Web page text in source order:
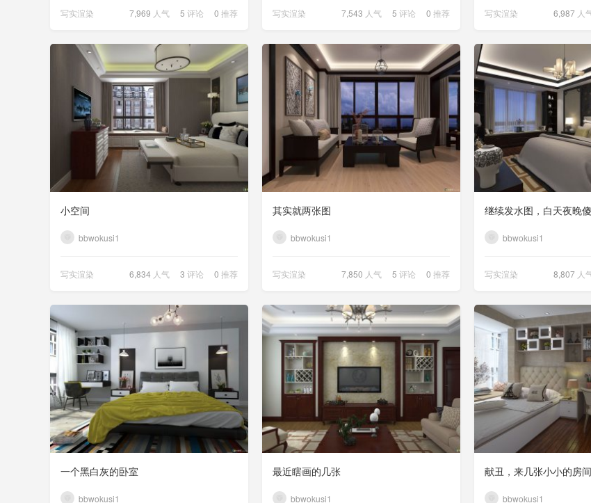
写实渲染 7,969 人气 5 评论 0 推荐 写实渲染 7,543 人气 5 评论 0 推荐 写实渲染 6,987 人
小空间
bbwokusi1
写实渲染 6,834 人气 3 评论 0 推荐
其实就两张图
bbwokusi1
写实渲染 7,850 人气 5 评论 0 推荐
继续发水图，白天夜晚
bbwokusi1
写实渲染 8,807 人
一个黑白灰的卧室
bbwokusi1
最近瞎画的几张
bbwokusi1
献丑，来几张小小的房
bbwokusi1